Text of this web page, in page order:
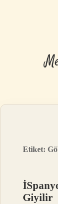
Etiket:
Giyilir